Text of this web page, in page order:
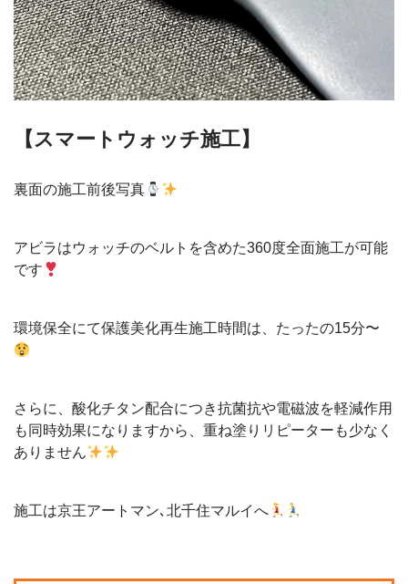
【スマートウォッチ施工】
裏面の施工前後写真
アビラはウォッチのベルトを含めた360度全面施工が可能
です
環境保全にて保護美化再生施工時間は、たったの15分〜
さらに、酸化チタン配合につき抗菌抗や電磁波を軽減作用
も同時効果になりますから、重ね塗りリピーターも少なく
ありません
施工は京王アートマン､北千住マルイへ